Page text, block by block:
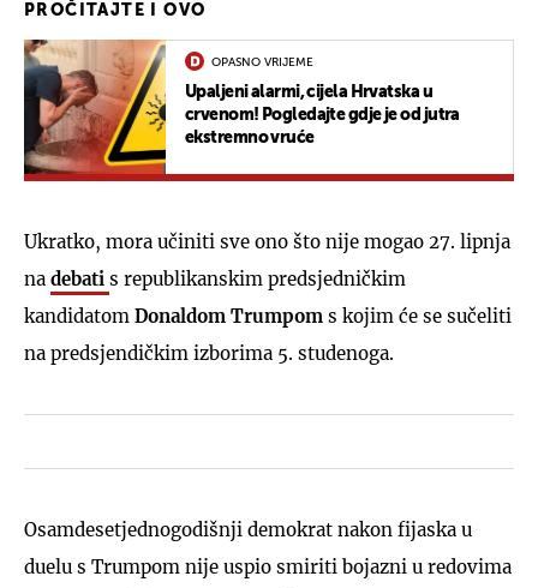
PROČITAJTE I OVO
OPASNO VRIJEME
Upaljeni alarmi, cijela Hrvatska u
crvenom! Pogledajte gdje je od jutra
ekstremno vruće
Ukratko, mora učiniti sve ono što nije mogao 27. lipnja
na debati s republikanskim predsjedničkim
kandidatom Donaldom Trumpom s kojim će se sučeliti
na predsjendičkim izborima 5. studenoga.
Osamdesetjednogodišnji demokrat nakon fijaska u
duelu s Trumpom nije uspio smiriti bojazni u redovima